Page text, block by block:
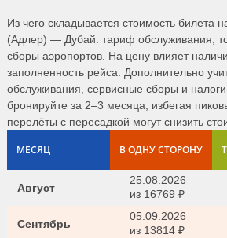
Из чего складывается стоимость билета
(Адлер) — Дубай: тариф обслуживания,
сборы аэропортов. На цену влияет
заполненность рейса. Дополнительно
обслуживания, сервисные сборы и
бронируйте за 2–3 месяца, избегая
перелёты с пересадкой могут снизить
МЕСЯЦ В ОДНУ СТОРОНУ
Август
25.08.2026
из 16769 ₽
Сентябрь
05.09.2026
из 13814 ₽